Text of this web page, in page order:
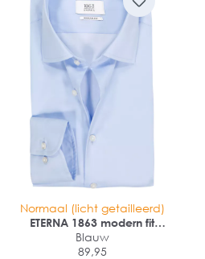
Normaal (licht getailleerd)
ETERNA 1863 modern fit
premium overhemd
Blauw
89,95